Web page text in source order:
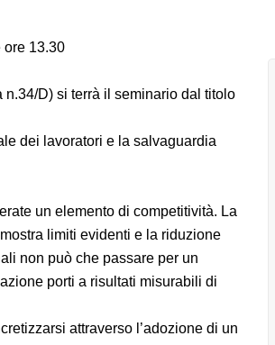
13.30
n.34/D) si terrà il seminario dal
dei lavoratori e la salvaguardia
un elemento di
formale alla legge, mostra limiti
delle malattie professionali non
obiettivi la cui
condizioni di igiene e sicurezza